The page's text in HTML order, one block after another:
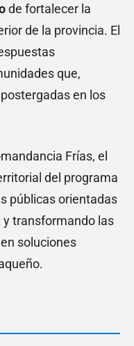
de fortalecer la
de la provincia. El
que,
en los
Frías, el
del programa
públicas orientadas
transformando las
soluciones